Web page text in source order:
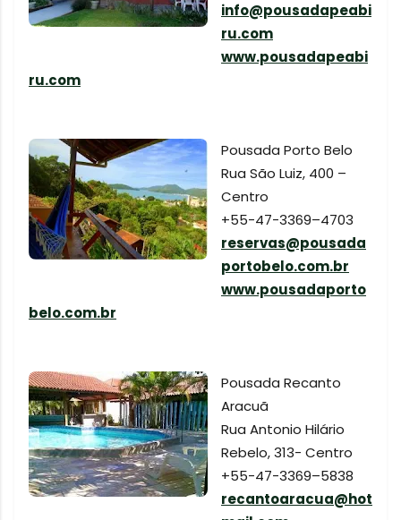
info@pousadapeabi
ru.com
www.pousadapeabi
ru.com
Pousada Porto Belo
Rua São Luiz, 400 –
Centro
+55-47-3369–4703
reservas@pousada
portobelo.com.br
www.pousadaporto
belo.com.br
Pousada Recanto
Aracuã
Rua Antonio Hilário
Rebelo, 313- Centro
+55-47-3369–5838
recantoaracua@hot